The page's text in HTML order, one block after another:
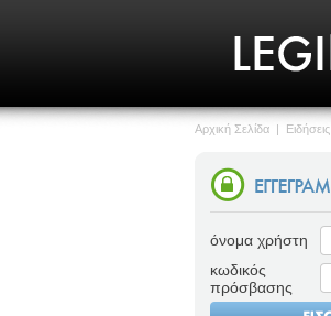
Αρχική Σελίδα | Ειδήσεις
όνομα χρήστη
κωδικός
πρόσβασης